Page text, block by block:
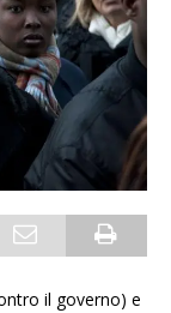
il governo) e